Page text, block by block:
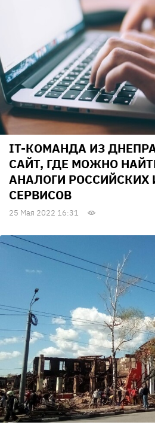
IT-КОМАНДА ИЗ
САЙТ, ГДЕ МОЖНО
АНАЛОГИ
СЕРВИСОВ
25 Мая 2022 16:31